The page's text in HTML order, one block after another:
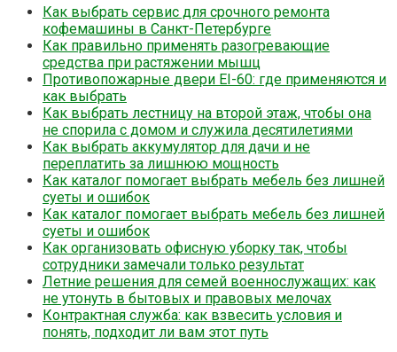
Как выбрать сервис для срочного ремонта
кофемашины в Санкт-Петербурге
Как правильно применять разогревающие
средства при растяжении мышц
Противопожарные двери EI-60: где применяются и
как выбрать
Как выбрать лестницу на второй этаж, чтобы она
не спорила с домом и служила десятилетиями
Как выбрать аккумулятор для дачи и не
переплатить за лишнюю мощность
Как каталог помогает выбрать мебель без лишней
суеты и ошибок
Как каталог помогает выбрать мебель без лишней
суеты и ошибок
Как организовать офисную уборку так, чтобы
сотрудники замечали только результат
Летние решения для семей военнослужащих: как
не утонуть в бытовых и правовых мелочах
Контрактная служба: как взвесить условия и
понять, подходит ли вам этот путь